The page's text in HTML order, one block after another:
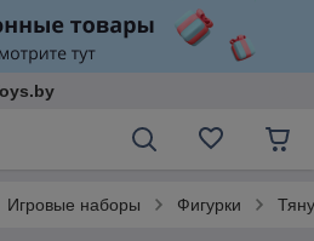
Игровые наборы Фигурки